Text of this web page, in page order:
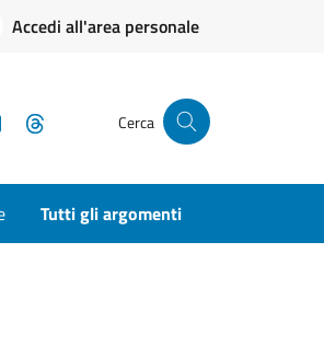
Accedi all'area personale
WhatsApp Cerca
Tutti gli argomenti